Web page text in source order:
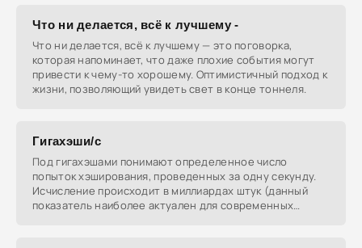
Что ни делается, всё к лучшему -
Что ни делается, всё к лучшему — это поговорка,
которая напоминает, что даже плохие события могут
привести к чему-то хорошему. Оптимистичный подход к
жизни, позволяющий увидеть свет в конце тоннеля.
Гигахэши/c
Под гигахэшами понимают определенное число
попыток хэширования, проведенных за одну секунду.
Исчисление происходит в миллиардах штук (данный
показатель наиболее актуален для современных